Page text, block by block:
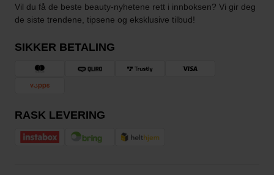
Vil du få de beste beauty-nyhetene rett i innboksen? Vi gir deg
de siste trendene, tipsene og eksklusive tilbud!
SIKKER BETALING
RASK LEVERING